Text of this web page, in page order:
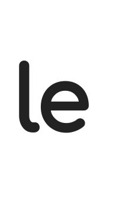
le